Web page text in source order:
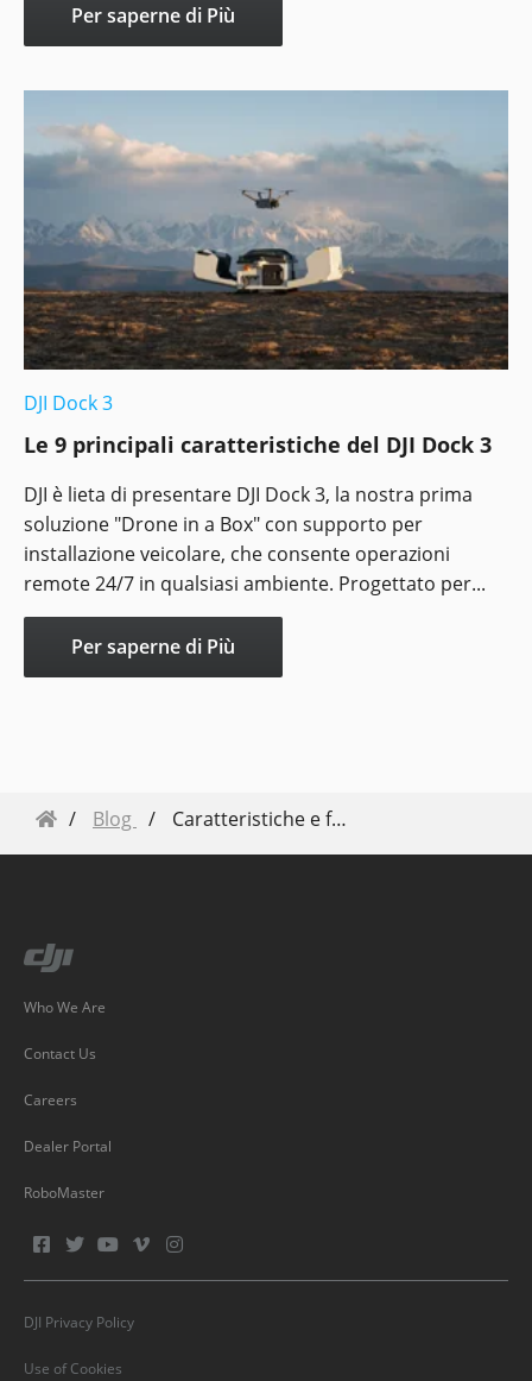
Per saperne di Più
DJI Dock 3
Le 9 principali caratteristiche del DJI Dock 3
DJI è lieta di presentare DJI Dock 3, la nostra prima
soluzione "Drone in a Box" con supporto per
installazione veicolare, che consente operazioni
remote 24/7 in qualsiasi ambiente. Progettato per...
Per saperne di Più
Blog Caratteristiche e funzionalità principali di DJI Modify
Who We Are
Contact Us
Careers
Dealer Portal
RoboMaster
DJI Privacy Policy
Use of Cookies